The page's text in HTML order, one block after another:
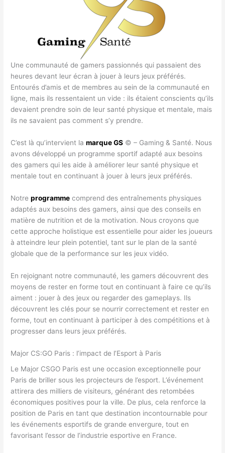
Une communauté de gamers passionnés qui passaient des
heures devant leur écran à jouer à leurs jeux préférés.
Entourés d’amis et de membres au sein de la communauté en
ligne, mais ils ressentaient un vide : ils étaient conscients qu’ils
devaient prendre soin de leur santé physique et mentale, mais
ils ne savaient pas comment s’y prendre.
C’est là qu’intervient lamarque GS © – Gaming & Santé. Nous
avons développé un programme sportif adapté aux besoins
des gamers qui les aide à améliorer leur santé physique et
mentale tout en continuant à jouer à leurs jeux préférés.
Notreprogramme comprend des entraînements physiques
adaptés aux besoins des gamers, ainsi que des conseils en
matière de nutrition et de la motivation. Nous croyons que
cette approche holistique est essentielle pour aider les joueurs
à atteindre leur plein potentiel, tant sur le plan de la santé
globale que de la performance sur les jeux vidéo.
En rejoignant notre communauté, les gamers découvrent des
moyens de rester en forme tout en continuant à faire ce qu’ils
aiment : jouer à des jeux ou regarder des gameplays. Ils
découvrent les clés pour se nourrir correctement et rester en
forme, tout en continuant à participer à des compétitions et à
progresser dans leurs jeux préférés.
Major CS:GO Paris : l’impact de l’Esport à Paris
Le Major CSGO Paris est une occasion exceptionnelle pour
Paris de briller sous les projecteurs de l’esport. L’événement
attirera des milliers de visiteurs, générant des retombées
économiques positives pour la ville. De plus, cela renforce la
position de Paris en tant que destination incontournable pour
les événements esportifs de grande envergure, tout en
favorisant l’essor de l’industrie esportive en France.